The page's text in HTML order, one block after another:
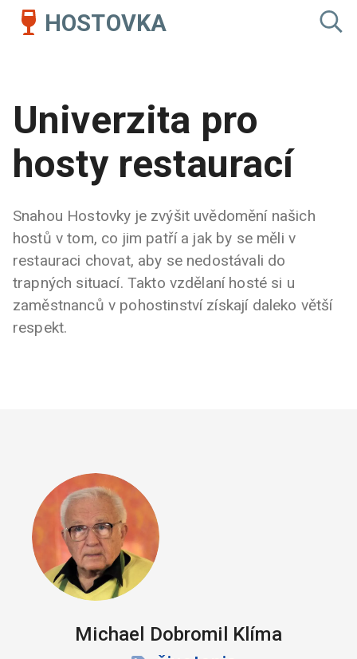
HOSTOVKA
Univerzita pro
hosty restaurací
Snahou Hostovky je zvýšit uvědomění našich
hostů v tom, co jim patří a jak by se měli v
restauraci chovat, aby se nedostávali do
trapných situací. Takto vzdělaní hosté si u
zaměstnanců v pohostinství získají daleko větší
respekt.
Michael Dobromil Klíma